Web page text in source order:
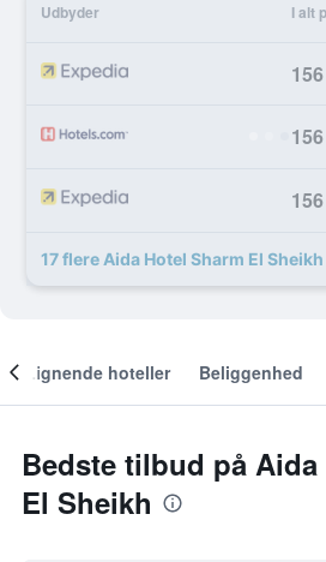
Udbyder I alt
17 flere Aida Hotel Sharm El
Lignende hoteller Beliggenhed
Bedste tilbud på Aida
El Sheikh